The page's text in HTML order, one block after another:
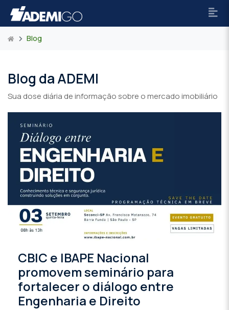
Blog
Blog da ADEMI
Sua dose diária de informação sobre o mercado imobiliário
CBIC e IBAPE Nacional
promovem seminário para
fortalecer o diálogo entre
Engenharia e Direito